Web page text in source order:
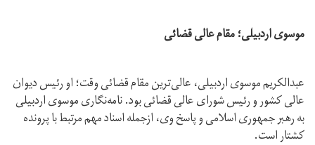
موسوی اردبیلی؛ مقام عالی قضائی
عبدالکریم موسوی اردبیلی، عالی‌ترین مقام قضائی وقت؛ او رئیس دیوان
عالی کشور و رئیس شورای عالی قضائی بود. نامه‌نگاری‌ موسوی اردبیلی
به رهبر جمهوری اسلامی و پاسخ وی، ازجمله اسناد مهم مرتبط با پرونده
کشتار است.